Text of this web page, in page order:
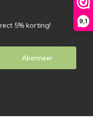
9,1
5% korting!
Abonneer